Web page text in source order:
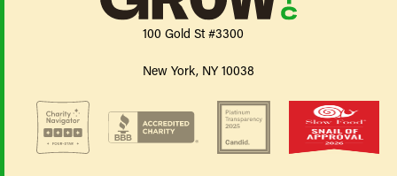
100 Gold St #3300
New York, NY 10038